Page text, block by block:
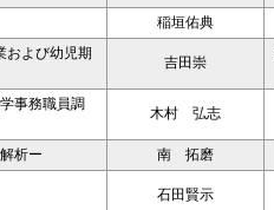
稲垣佑典
および幼児期
吉田崇
事務職員調
木村 弘志
析ー 南 拓磨
石田賢示